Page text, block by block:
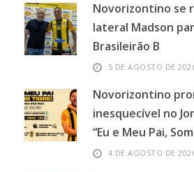
Novorizontino se
lateral Madson
Brasileirão B
5 DE AGOSTO DE
Novorizontino
inesquecível no
“Eu e Meu Pai,
4 DE AGOSTO DE